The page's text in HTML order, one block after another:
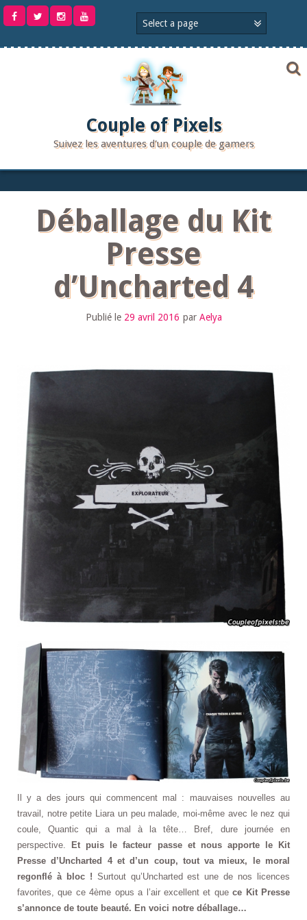
Aller
Couple of Pixels
Suivez les aventures d'un couple de gamers
Déballage du Kit
Presse
d’Uncharted 4
Publié le 29 avril 2016 par Aelya
Il y a des jours qui commencent mal : mauvaises nouvelles au
travail, notre petite Liara un peu malade, moi-même avec le nez qui
coule, Quantic qui a mal à la tête… Bref, dure journée en
perspective.
Et puis le facteur passe et nous apporte le Kit
Presse d’Uncharted 4 et d’un coup, tout va mieux, le moral
regonflé à bloc ! Surtout qu’Uncharted est une de nos licences
favorites, que ce 4ème opus a l’air excellent et quece Kit Presse
s’annonce de toute beauté. En voici notre déballage…